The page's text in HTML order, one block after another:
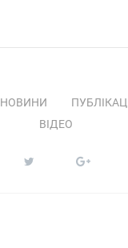
НОВИНИ
ВІДЕО